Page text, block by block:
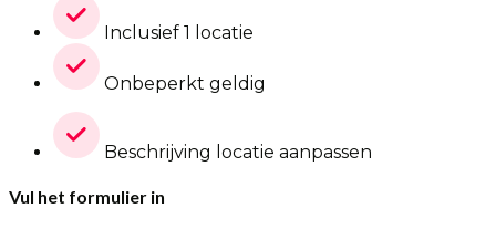
Inclusief 1 locatie
Onbeperkt geldig
Beschrijving locatie aanpassen
Vul het formulier in